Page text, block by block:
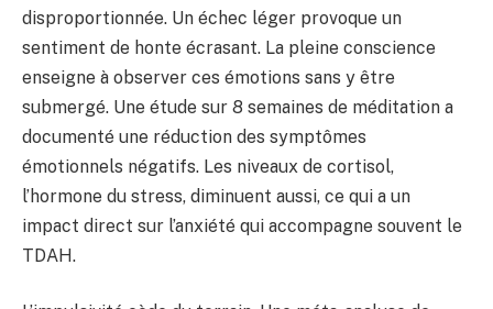
disproportionnée. Un échec léger provoque un
sentiment de honte écrasant. La pleine conscience
enseigne à observer ces émotions sans y être
submergé. Une étude sur 8 semaines de méditation a
documenté une réduction des symptômes
émotionnels négatifs. Les niveaux de cortisol,
l’hormone du stress, diminuent aussi, ce qui a un
impact direct sur l’anxiété qui accompagne souvent le
TDAH.